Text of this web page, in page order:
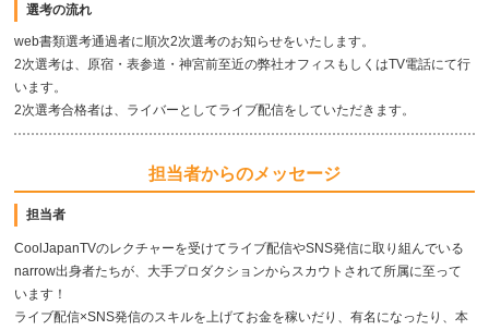
選考の流れ
web書類選考通過者に順次2次選考のお知らせをいたします。
2次選考は、原宿・表参道・神宮前至近の弊社オフィスもしくはTV電話にて行
います。
2次選考合格者は、ライバーとしてライブ配信をしていただきます。
担当者からのメッセージ
担当者
CoolJapanTVのレクチャーを受けてライブ配信やSNS発信に取り組んでいる
narrow出身者たちが、大手プロダクションからスカウトされて所属に至って
います！
ライブ配信×SNS発信のスキルを上げてお金を稼いだり、有名になったり、本